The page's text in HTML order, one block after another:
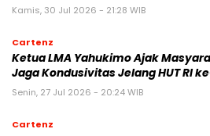
Kamis, 30 Jul 2026 - 21:28 WIB
Cartenz
Ketua LMA Yahukimo Ajak
Jaga Kondusivitas Jelang HUT RI
Senin, 27 Jul 2026 - 20:24 WIB
Cartenz